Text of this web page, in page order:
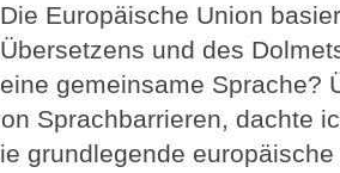
Die Europäische Union
Übersetzens und des
eine gemeinsame Sprache?
Sprachbarrieren, dachte
grundlegende